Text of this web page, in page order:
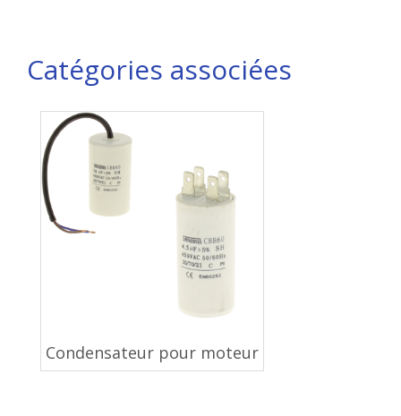
Catégories associées
Condensateur pour moteur